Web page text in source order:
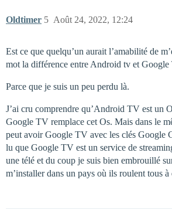
Oldtimer Août 24, 2022, 12:24
5
Est ce que quelqu’un aurait l’amabilité de
mot la différence entre Android tv et
Parce que je suis un peu perdu là.
J’ai cru comprendre qu’Android TV est un
Google TV remplace cet Os. Mais dans le
peut avoir Google TV avec les clés Google
lu que Google TV est un service de
une télé et du coup je suis bien embrouillé
m’installer dans un pays où ils roulent tous à